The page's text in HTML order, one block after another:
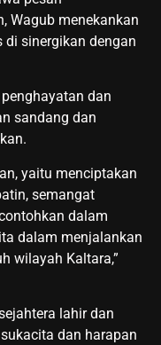
Wagub menekankan
sinergikan dengan
dan
sandang dan
yaitu menciptakan
semangat
dalam
dalam menjalankan
wilayah Kaltara,”
lahir dan
dan harapan